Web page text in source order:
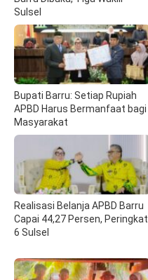
Sulsel
Bupati Barru: Setiap Rupiah
APBD Harus Bermanfaat bagi
Masyarakat
Realisasi Belanja APBD Barru
Capai 44,27 Persen, Peringkat
6 Sulsel